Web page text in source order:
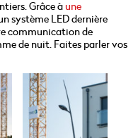
Grâce à une
système LED dernière
communication de
de nuit. Faites parler vos